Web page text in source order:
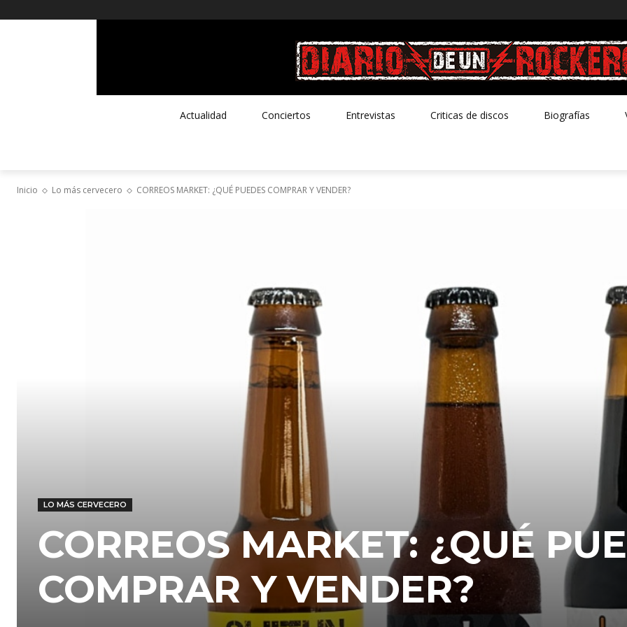
Actualidad Conciertos Entrevistas Criticas de discos Biografías
Inicio Lo más cervecero CORREOS MARKET: ¿QUÉ PUEDES COMPRAR Y VENDER?
LO MÁS CERVECERO
CORREOS MARKET: ¿QUÉ
COMPRAR Y VENDER?